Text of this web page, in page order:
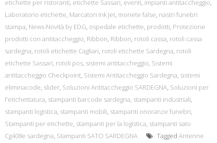
etichette per ristoranti, etichette Sassari, eventi, impianti antitaccheggio,
Laboratorio etichette, Marcatori Ink Jet, monete false, nastri funebri
stampa, News-Novità by EDG, ospedale etichette, prodotti, Protezione
prodotti con antitaccheggio, Ribbon, Ribbon, rotoli cassa, rotoli cassa
sardegna, rotoli etichette Cagliari, rotoli etichette Sardegna, rotoli
etichette Sassari, rotoli pos, sistemi antitaccheggio, Sistemi
antitaccheggio Checkpoint, Sistemi Antitaccheggio Sardegna, sistemi
eliminacode, slider, Soluzioni Antitaccheggio SARDEGNA, Soluzioni per
l'etichettatura, stampanti barcode sardegna, stampanti industriali,
stampanti logistica, stampanti mobili, stampanti onoranze funebri,
Stampanti per etichette, stampanti per la logistica, stampanti sato
Cg408e sardegna, Stampanti SATO SARDEGNA Tagged Antenne